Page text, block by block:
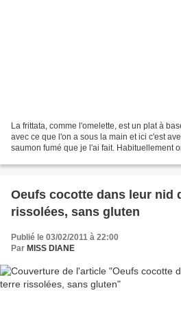
La frittata, comme l'omelette, est un plat à
avec ce que l'on a sous la main et ici c'est
saumon fumé que je l'ai fait. Habituellement
Oeufs cocotte dans leur nid
rissolées, sans gluten
Publié le 03/02/2011 à 22:00
Par MISS DIANE